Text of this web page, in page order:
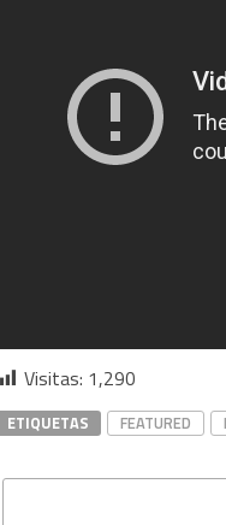
Visitas: 1,290
ETIQUETAS FEATURED